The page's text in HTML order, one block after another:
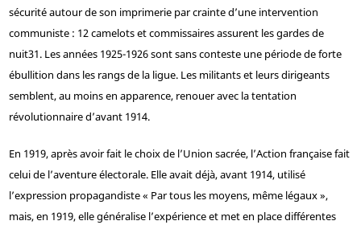
sécurité autour de son imprimerie par crainte d’une intervention
communiste : 12 camelots et commissaires assurent les gardes de
nuit31. Les années 1925-1926 sont sans conteste une période de forte
ébullition dans les rangs de la ligue. Les militants et leurs dirigeants
semblent, au moins en apparence, renouer avec la tentation
révolutionnaire d’avant 1914.
En 1919, après avoir fait le choix de l’Union sacrée, l’Action française fait
celui de l’aventure électorale. Elle avait déjà, avant 1914, utilisé
l’expression propagandiste « Par tous les moyens, même légaux »,
mais, en 1919, elle généralise l’expérience et met en place différentes